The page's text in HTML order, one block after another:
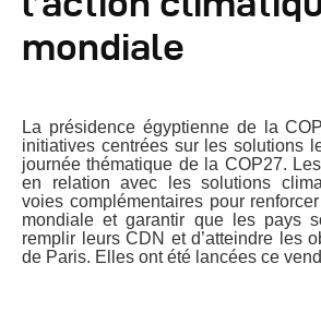
Rapports
Publications
Réunions Réseaux
CEFDHAC
Autres Publications
mondiale
La présidence égyptienne de la
initiatives centrées sur les solutions
journée thématique de la COP27.
en relation avec les solutions
voies complémentaires pour
mondiale et garantir que les pays
remplir leurs CDN et d’atteindre les
de Paris. Elles ont été lancées ce